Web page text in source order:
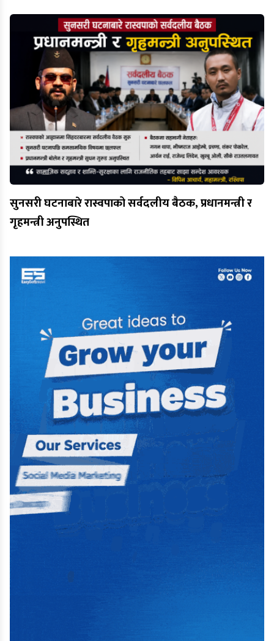
सुनसरी घटनाबारे रास्वपाको सर्वदलीय बैठक, प्रधानमन्त्री र
गृहमन्त्री अनुपस्थित